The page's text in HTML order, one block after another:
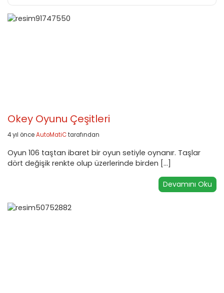
Okey Oyunu Çeşitleri
4 yıl önceAutoMatiCtarafından
Oyun 106 taştan ibaret bir oyun setiyle oynanır. Taşlar
dört değişik renkte olup üzerlerinde birden […]
Devamını Oku